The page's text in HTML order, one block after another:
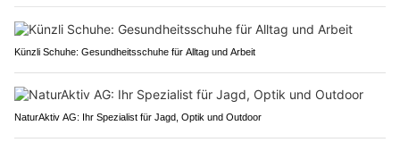
Künzli Schuhe: Gesundheitsschuhe für Alltag und Arbeit
NaturAktiv AG: Ihr Spezialist für Jagd, Optik und Outdoor